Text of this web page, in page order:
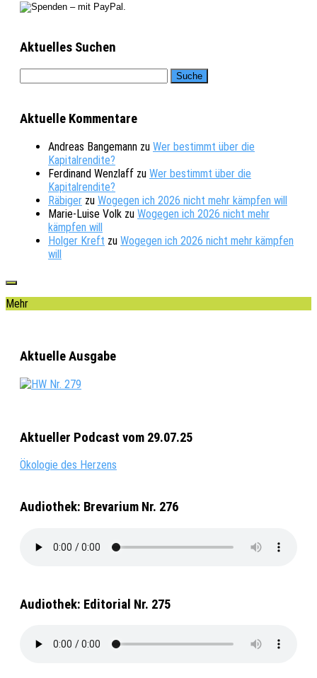
Aktuelles Suchen
Aktuelle Kommentare
Andreas Bangemann zu Wer bestimmt über die
Kapitalrendite?
Ferdinand Wenzlaff zu Wer bestimmt über die
Kapitalrendite?
Räbiger zu Wogegen ich 2026 nicht mehr kämpfen will
Marie-Luise Volk zu Wogegen ich 2026 nicht mehr
kämpfen will
Holger Kreft zu Wogegen ich 2026 nicht mehr kämpfen
will
Mehr
Aktuelle Ausgabe
Aktueller Podcast vom 29.07.25
Ökologie des Herzens
Audiothek: Brevarium Nr. 276
Audiothek: Editorial Nr. 275